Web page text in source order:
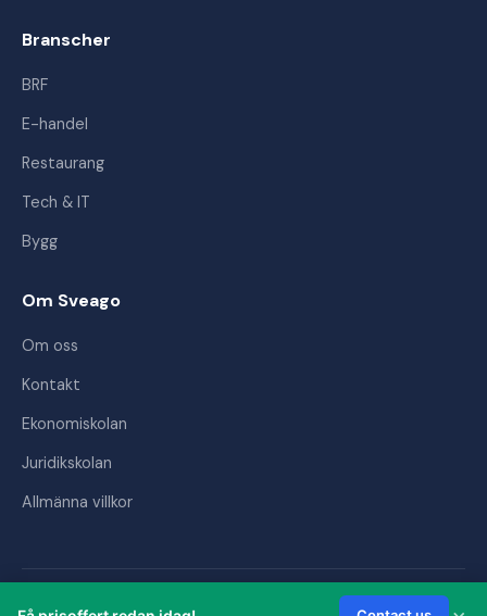
Branscher
BRF
E-handel
Restaurang
Tech & IT
Bygg
Om Sveago
Om oss
Kontakt
Ekonomiskolan
Juridikskolan
Allmänna villkor
© 2026 Sveago AB. Alla rättigheter förbehållna.